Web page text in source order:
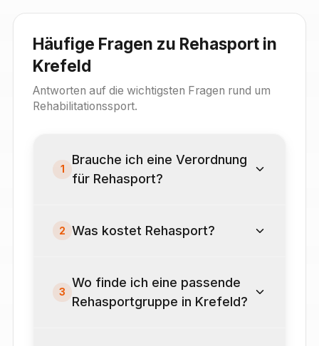
Häufige Fragen zu Rehasport in
Krefeld
Antworten auf die wichtigsten Fragen rund um
Rehabilitationssport.
1
Brauche ich eine Verordnung
für Rehasport?
2 Was kostet Rehasport?
3
Wo finde ich eine passende
Rehasportgruppe in Krefeld?